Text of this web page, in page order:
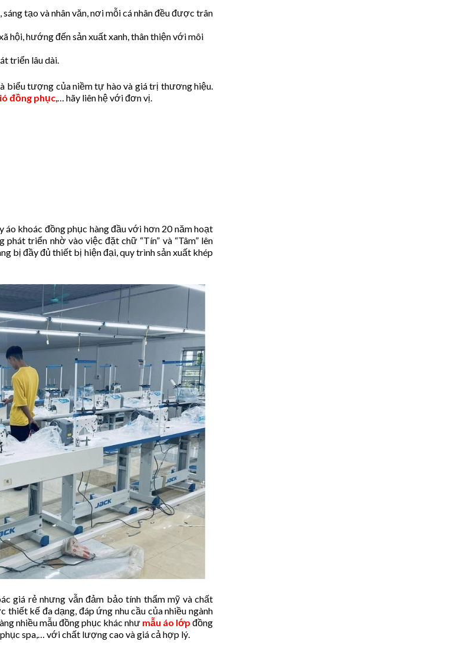
tạo và nhân văn, nơi mỗi cá nhân đều được trân
hội, hướng đến sản xuất xanh, thân thiện với môi
triển lâu dài.
biểu tượng của niềm tự hào và giá trị thương hiệu.
đồng phục,… hãy liên hệ với đơn vị.
khoác đồng phục hàng đầu với hơn 20 năm hoạt
triển nhờ vào việc đặt chữ “Tín” và “Tâm” lên
bị đầy đủ thiết bị hiện đại, quy trình sản xuất khép
giá rẻ nhưng vẫn đảm bảo tính thẩm mỹ và chất
kế đa dạng, đáp ứng nhu cầu của nhiều ngành
nhiều mẫu đồng phục khác như mẫu áo lớp đồng
spa,… với chất lượng cao và giá cả hợp lý.